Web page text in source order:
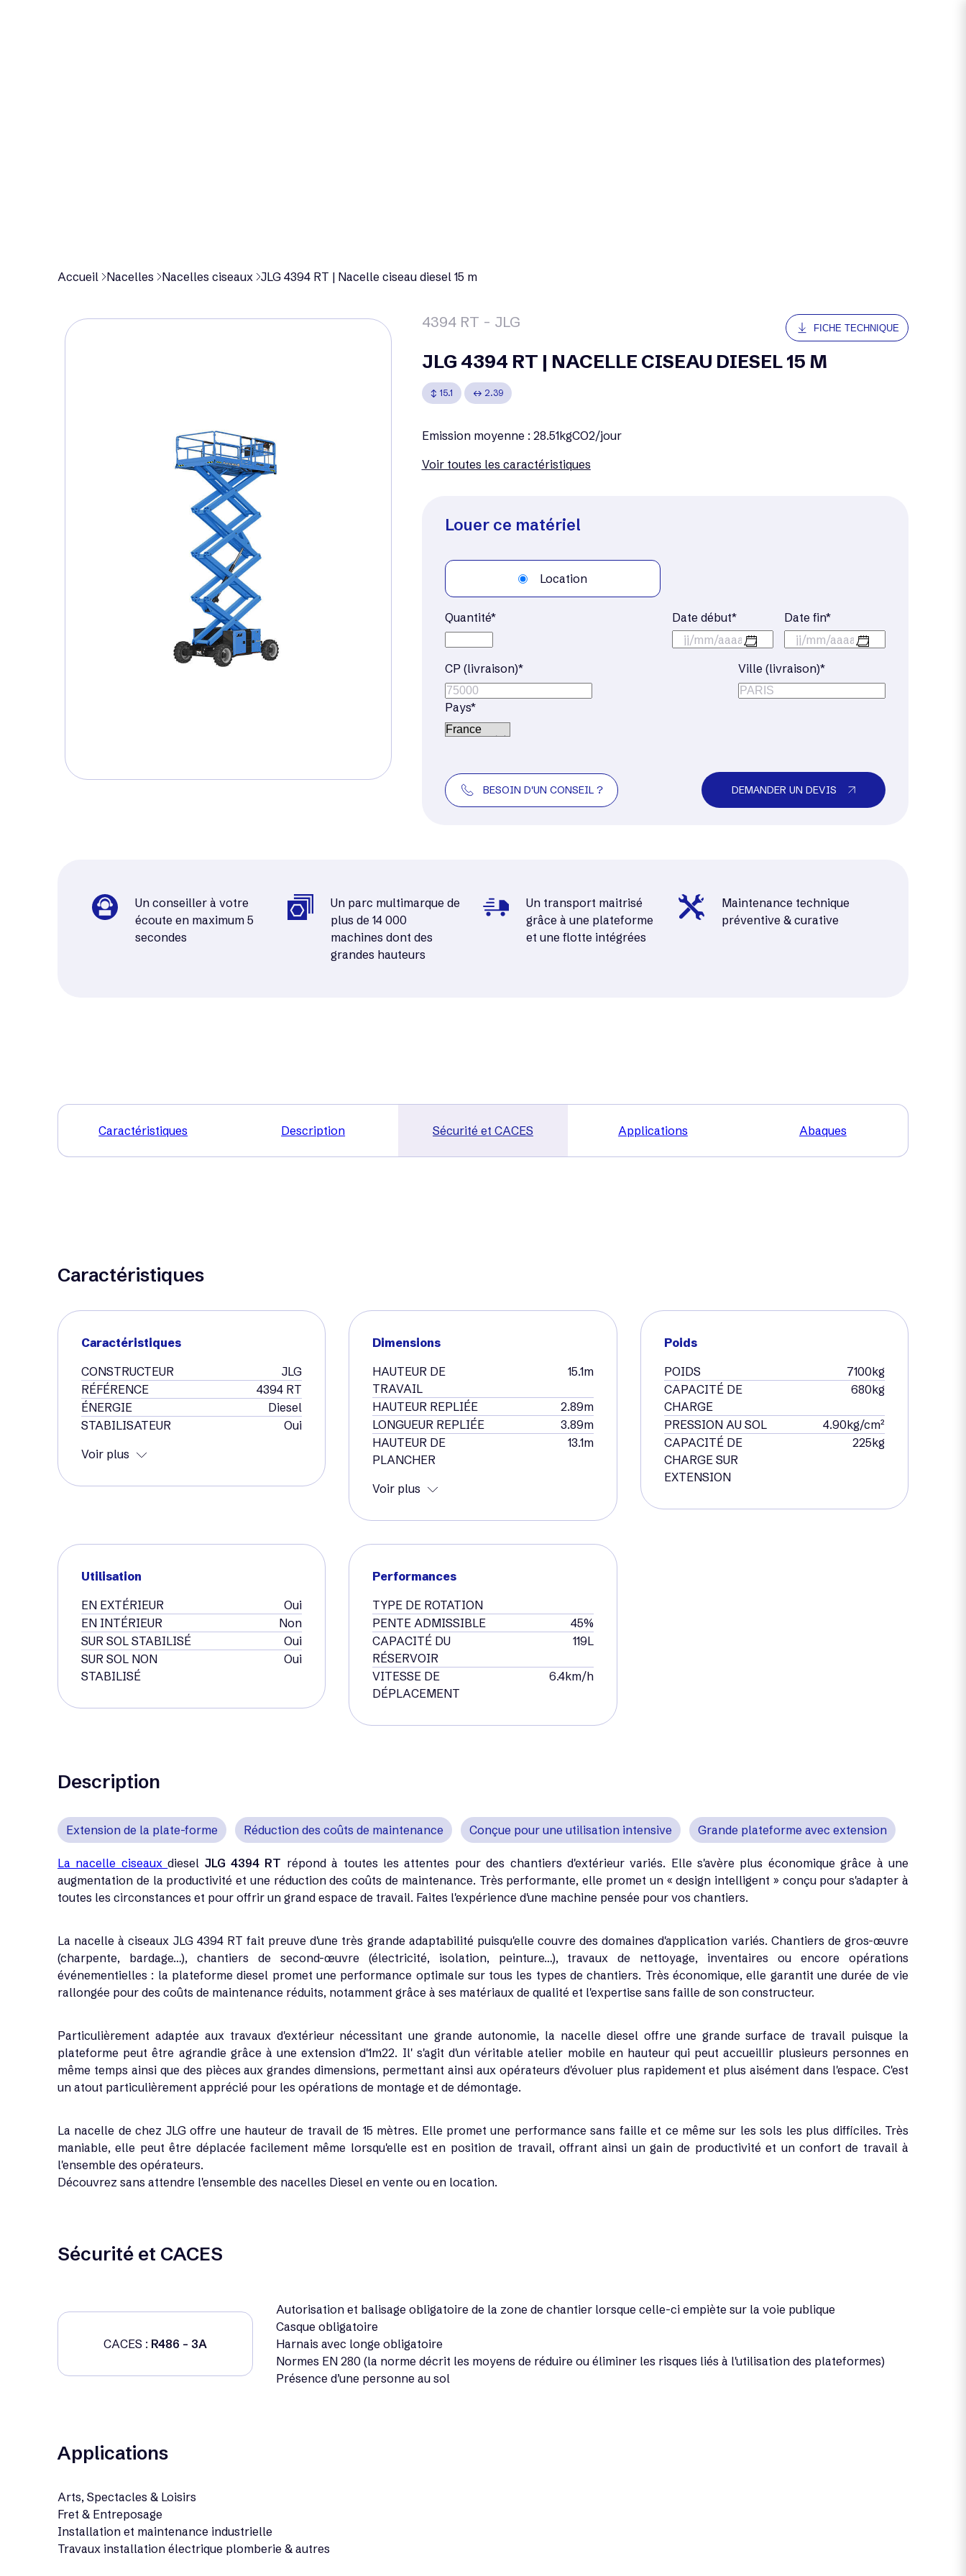
Accueil Nacelles Nacelles ciseaux JLG 4394 RT | Nacelle ciseau diesel 15 m
4394 RT - JLG FICHE TECHNIQUE
JLG 4394 RT | NACELLE CISEAU DIESEL 15 M
15.1 2.39
Emission moyenne : 28.51kgCO2/jour
Voir toutes les caractéristiques
Louer ce matériel
Location
Quantité*
Date début*
jj/mm/aaaa
Date fin*
jj/mm/aaaa
CP (livraison)* Ville (livraison)*
Pays*
BESOIN D'UN CONSEIL ? DEMANDER UN DEVIS
Un conseiller à votre
écoute en maximum 5
secondes
Un parc multimarque de
plus de 14 000
machines dont des
grandes hauteurs
Un transport maitrisé
grâce à une plateforme
et une flotte intégrées
Maintenance technique
préventive & curative
Caractéristiques Description Sécurité et CACES Applications Abaques
Caractéristiques
Caractéristiques
CONSTRUCTEUR
JLG
RÉFÉRENCE
4394 RT
ÉNERGIE
Diesel
STABILISATEUR
Oui
Voir plus
Dimensions
HAUTEUR DE
TRAVAIL
15.1m
HAUTEUR REPLIÉE
2.89m
LONGUEUR REPLIÉE
3.89m
HAUTEUR DE
PLANCHER
13.1m
Voir plus
Poids
POIDS
7100kg
CAPACITÉ DE
CHARGE
680kg
PRESSION AU SOL
4.90kg/cm²
CAPACITÉ DE
CHARGE SUR
EXTENSION
225kg
Utilisation
EN EXTÉRIEUR
Oui
EN INTÉRIEUR
Non
SUR SOL STABILISÉ
Oui
SUR SOL NON
STABILISÉ
Oui
Performances
TYPE DE ROTATION
PENTE ADMISSIBLE
45%
CAPACITÉ DU
RÉSERVOIR
119L
VITESSE DE
DÉPLACEMENT
6.4km/h
Description
Extension de la plate-forme Réduction des coûts de maintenance Conçue pour une utilisation intensive Grande plateforme avec extension
La nacelle ciseauxdiesel JLG 4394 RT répond à toutes les attentes pour des chantiers d'extérieur variés. Elle s'avère plus économique grâce à une
augmentation de la productivité et une réduction des coûts de maintenance. Très performante, elle promet un « design intelligent » conçu pour s'adapter à
toutes les circonstances et pour offrir un grand espace de travail. Faites l'expérience d'une machine pensée pour vos chantiers.
La nacelle à ciseaux JLG 4394 RT fait preuve d'une très grande adaptabilité puisqu'elle couvre des domaines d'application variés. Chantiers de gros-œuvre
(charpente, bardage…), chantiers de second-œuvre (électricité, isolation, peinture…), travaux de nettoyage, inventaires ou encore opérations
événementielles : la plateforme diesel promet une performance optimale sur tous les types de chantiers. Très économique, elle garantit une durée de vie
rallongée pour des coûts de maintenance réduits, notamment grâce à ses matériaux de qualité et l'expertise sans faille de son constructeur.
Particulièrement adaptée aux travaux d'extérieur nécessitant une grande autonomie, la nacelle diesel offre une grande surface de travail puisque la
plateforme peut être agrandie grâce à une extension d'1m22. Il' s'agit d'un véritable atelier mobile en hauteur qui peut accueillir plusieurs personnes en
même temps ainsi que des pièces aux grandes dimensions, permettant ainsi aux opérateurs d'évoluer plus rapidement et plus aisément dans l'espace. C'est
un atout particulièrement apprécié pour les opérations de montage et de démontage.
La nacelle de chez JLG offre une hauteur de travail de 15 mètres. Elle promet une performance sans faille et ce même sur les sols les plus difficiles. Très
maniable, elle peut être déplacée facilement même lorsqu'elle est en position de travail, offrant ainsi un gain de productivité et un confort de travail à
l'ensemble des opérateurs.
Découvrez sans attendre l'ensemble des nacelles Diesel en vente ou en location.
Sécurité et CACES
CACES : R486 - 3A
Autorisation et balisage obligatoire de la zone de chantier lorsque celle-ci empiète sur la voie publique
Casque obligatoire
Harnais avec longe obligatoire
Normes EN 280 (la norme décrit les moyens de réduire ou éliminer les risques liés à l'utilisation des plateformes)
Présence d’une personne au sol
Applications
Arts, Spectacles & Loisirs
Fret & Entreposage
Installation et maintenance industrielle
Travaux installation électrique plomberie & autres